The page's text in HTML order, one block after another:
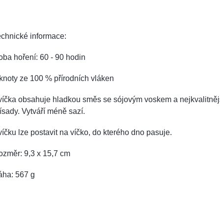
informace:
hoření: 60 - 90 hodin
ze 100 % přírodních vláken
obsahuje hladkou směs se sójovým voskem a
Vytváří méně sazí.
lze postavit na víčko, do kterého dno pasuje.
9,3 x 15,7 cm
567 g